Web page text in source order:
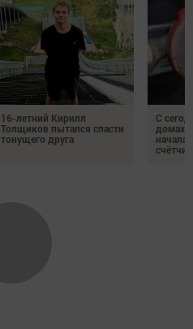
16-летний Кирилл
Толщиков пытался спасти
тонущего друга
С
домах